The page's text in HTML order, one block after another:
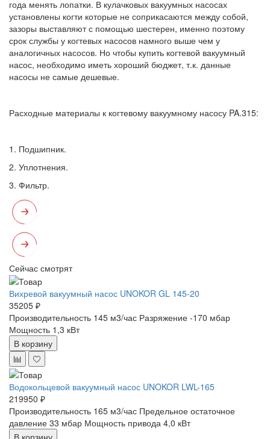
года менять лопатки. В кулачковых вакуумных насосах
установлены когти которые не соприкасаются между собой,
зазоры выставляют с помощью шестерен, именно поэтому
срок службы у когтевых насосов намного выше чем у
аналогичных насосов. Но чтобы купить когтевой вакуумный
насос, необходимо иметь хороший бюджет, т.к. данные
насосы не самые дешевые.
Расходные материалы к когтевому вакуумному насосу PA.315:
1. Подшипник.
2. Уплотнения.
3. Фильтр.
Сейчас смотрят
Вихревой вакуумный насос UNOKOR GL 145-20
35205 ₽
Производительность 145 м3/час Разряжение -170 мбар
Мощность 1,3 кВт
В корзину
Водокольцевой вакуумный насос UNOKOR LWL-165
219950 ₽
Производительность 165 м3/час Предельное остаточное
давление 33 мбар Мощность привода 4,0 кВт
В корзину